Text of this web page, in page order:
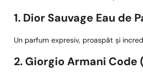
1. Dior Sauvage Eau de
Un parfum expresiv, proaspăt și
2. Giorgio Armani Code